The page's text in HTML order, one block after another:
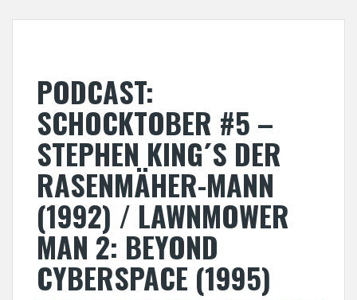
PODCAST:
SCHOCKTOBER #5 –
STEPHEN KING´S DER
RASENMÄHER-MANN
(1992) / LAWNMOWER
MAN 2: BEYOND
CYBERSPACE (1995)